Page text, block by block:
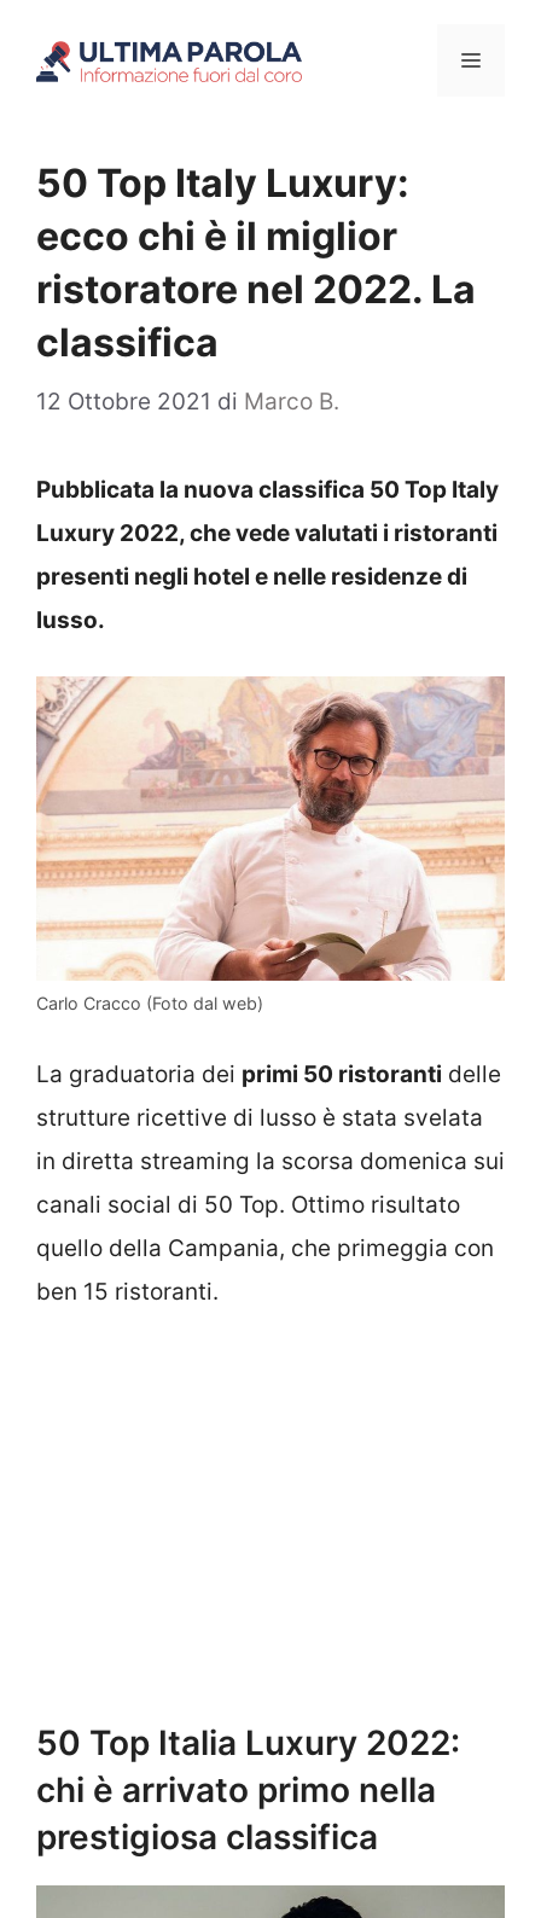
Menu
50 Top Italy Luxury:
ecco chi è il miglior
ristoratore nel 2022. La
classifica
12 Ottobre 2021 di Marco B.
Pubblicata la nuova classifica 50 Top Italy
Luxury 2022, che vede valutati i ristoranti
presenti negli hotel e nelle residenze di
lusso.
Carlo Cracco (Foto dal web)
La graduatoria dei primi 50 ristoranti delle
strutture ricettive di lusso è stata svelata
in diretta streaming la scorsa domenica sui
canali social di 50 Top. Ottimo risultato
quello della Campania, che primeggia con
ben 15 ristoranti.
50 Top Italia Luxury 2022:
chi è arrivato primo nella
prestigiosa classifica